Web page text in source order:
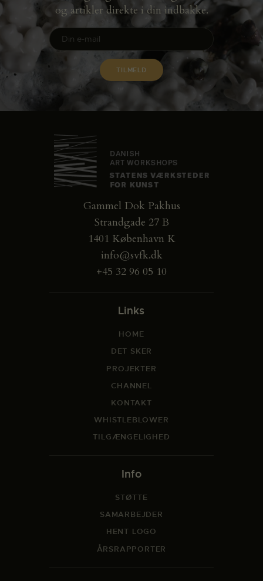
og artikler direkte i din indbakke.
Gammel Dok Pakhus
Strandgade 27 B
1401 København K
info@svfk.dk
+45 32 96 05 10
Links
HOME
DET SKER
PROJEKTER
CHANNEL
KONTAKT
WHISTLEBLOWER
TILGÆNGELIGHED
Info
STØTTE
SAMARBEJDER
HENT LOGO
ÅRSRAPPORTER